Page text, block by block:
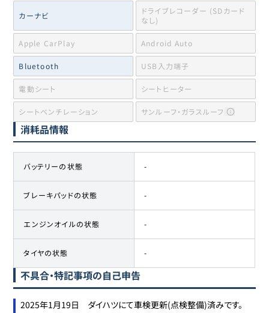
カーナビ
ドライブレコーダー (SDカード
なし)
Apple CarPlay Android Auto
Bluetooth USB入力端子
電動シート シートヒーター
シートベンチレーション サンルーフ・ガラスルーフ
消耗品情報
バッテリーの状態 -
ブレーキパッドの状態 -
エンジンオイルの状態 -
タイヤの状態 -
不具合・特記事項の自己申告
2025年1月19日　ダイハツにて車検更新(点検整備)済みです。